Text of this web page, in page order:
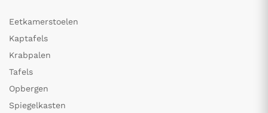
Eetkamerstoelen
Kaptafels
Krabpalen
Tafels
Opbergen
Spiegelkasten